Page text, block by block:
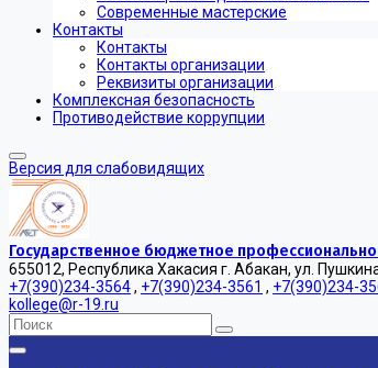
Современные мастерские
Контакты
Контакты
Контакты организации
Реквизиты организации
Комплексная безопасность
Противодействие коррупции
Версия для слабовидящих
Государственное бюджетное
655012, Республика Хакасия г. Абакан, ул.
+7(390)234-3564, +7(390)234-3561 , +7(390)234-
kollege@r-19.ru